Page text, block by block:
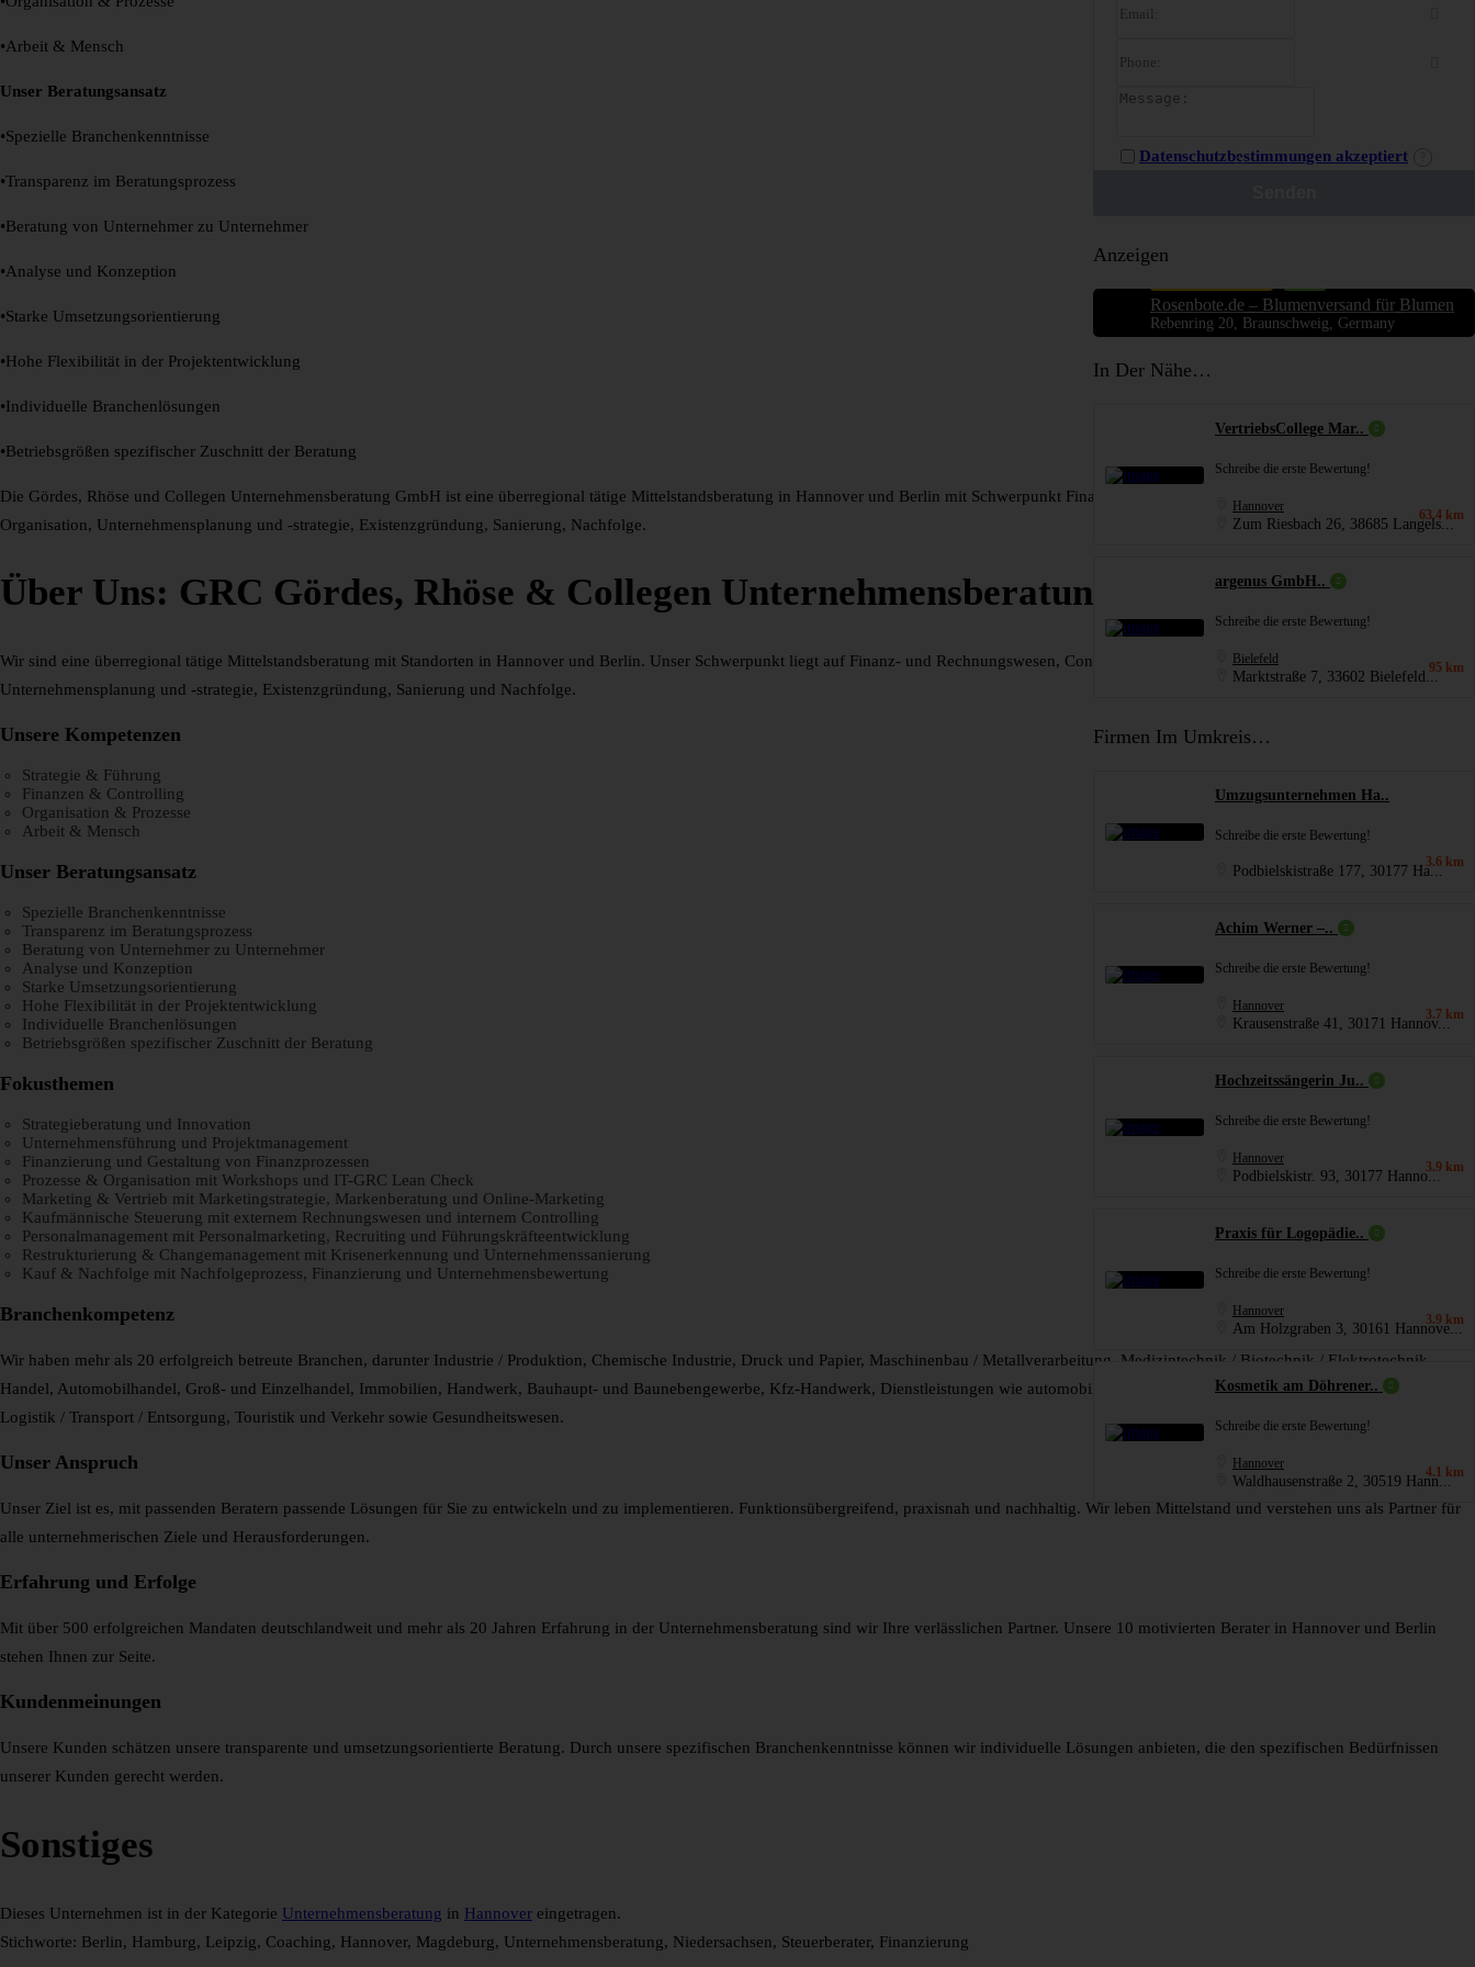
•Arbeit & Mensch
Unser Beratungsansatz
•Spezielle Branchenkenntnisse
•Transparenz im Beratungsprozess
•Beratung von Unternehmer zu Unternehmer
•Analyse und Konzeption
•Starke Umsetzungsorientierung
•Hohe Flexibilität in der Projektentwicklung
•Individuelle Branchenlösungen
•Betriebsgrößen spezifischer Zuschnitt der Beratung
Die Gördes, Rhöse und Collegen Unternehmensberatung GmbH ist eine überregional tätige Mittelstandsberatung in Hannover und Berlin mit Schwerpunkt Finanz- und Rechnungswesen, Controlling, Finanzierung,
Organisation, Unternehmensplanung und -strategie, Existenzgründung, Sanierung, Nachfolge.
Über Uns: GRC Gördes, Rhöse & Collegen Unternehmensberatung GmbH
Wir sind eine überregional tätige Mittelstandsberatung mit Standorten in Hannover und Berlin. Unser Schwerpunkt liegt auf Finanz- und Rechnungswesen, Controlling, Finanzierung, Organisation,
Unternehmensplanung und -strategie, Existenzgründung, Sanierung und Nachfolge.
Unsere Kompetenzen
Strategie & Führung
Finanzen & Controlling
Organisation & Prozesse
Arbeit & Mensch
Unser Beratungsansatz
Spezielle Branchenkenntnisse
Transparenz im Beratungsprozess
Beratung von Unternehmer zu Unternehmer
Analyse und Konzeption
Starke Umsetzungsorientierung
Hohe Flexibilität in der Projektentwicklung
Individuelle Branchenlösungen
Betriebsgrößen spezifischer Zuschnitt der Beratung
Fokusthemen
Strategieberatung und Innovation
Unternehmensführung und Projektmanagement
Finanzierung und Gestaltung von Finanzprozessen
Prozesse & Organisation mit Workshops und IT-GRC Lean Check
Marketing & Vertrieb mit Marketingstrategie, Markenberatung und Online-Marketing
Kaufmännische Steuerung mit externem Rechnungswesen und internem Controlling
Personalmanagement mit Personalmarketing, Recruiting und Führungskräfteentwicklung
Restrukturierung & Changemanagement mit Krisenerkennung und Unternehmenssanierung
Kauf & Nachfolge mit Nachfolgeprozess, Finanzierung und Unternehmensbewertung
Branchenkompetenz
Wir haben mehr als 20 erfolgreich betreute Branchen, darunter Industrie / Produktion, Chemische Industrie, Druck und Papier, Maschinenbau / Metallverarbeitung, Medizintechnik / Biotechnik / Elektrotechnik,
Handel, Automobilhandel, Groß- und Einzelhandel, Immobilien, Handwerk, Bauhaupt- und Baunebengewerbe, Kfz-Handwerk, Dienstleistungen wie automobilnahe Dienstleistungen, freie Berufe, Freizeitindustrie,
Logistik / Transport / Entsorgung, Touristik und Verkehr sowie Gesundheitswesen.
Unser Anspruch
Unser Ziel ist es, mit passenden Beratern passende Lösungen für Sie zu entwickeln und zu implementieren. Funktionsübergreifend, praxisnah und nachhaltig. Wir leben Mittelstand und verstehen uns als Partner für
alle unternehmerischen Ziele und Herausforderungen.
Erfahrung und Erfolge
Mit über 500 erfolgreichen Mandaten deutschlandweit und mehr als 20 Jahren Erfahrung in der Unternehmensberatung sind wir Ihre verlässlichen Partner. Unsere 10 motivierten Berater in Hannover und Berlin
stehen Ihnen zur Seite.
Kundenmeinungen
Unsere Kunden schätzen unsere transparente und umsetzungsorientierte Beratung. Durch unsere spezifischen Branchenkenntnisse können wir individuelle Lösungen anbieten, die den spezifischen Bedürfnissen
unserer Kunden gerecht werden.
Sonstiges
Dieses Unternehmen ist in der Kategorie Unternehmensberatung in Hannover eingetragen.
Stichworte: Berlin, Hamburg, Leipzig, Coaching, Hannover, Magdeburg, Unternehmensberatung, Niedersachsen, Steuerberater, Finanzierung
Datenschutzbestimmungen akzeptiert
Anzeigen
Rosenbote.de – Blumenversand für Blumen
Rebenring 20, Braunschweig, Germany
In Der Nähe…
VertriebsCollege Mar..
Schreibe die erste Bewertung!
Hannover
Zum Riesbach 26, 38685 Langels...
63.4 km
argenus GmbH..
Schreibe die erste Bewertung!
Bielefeld
Marktstraße 7, 33602 Bielefeld...
95 km
Firmen Im Umkreis…
Umzugsunternehmen Ha..
Schreibe die erste Bewertung!
Podbielskistraße 177, 30177 Ha...
3.6 km
Achim Werner –..
Schreibe die erste Bewertung!
Hannover
Krausenstraße 41, 30171 Hannov...
3.7 km
Hochzeitssängerin Ju..
Schreibe die erste Bewertung!
Hannover
Podbielskistr. 93, 30177 Hanno...
3.9 km
Praxis für Logopädie..
Schreibe die erste Bewertung!
Hannover
Am Holzgraben 3, 30161 Hannove...
3.9 km
Kosmetik am Döhrener..
Schreibe die erste Bewertung!
Hannover
Waldhausenstraße 2, 30519 Hann...
4.1 km